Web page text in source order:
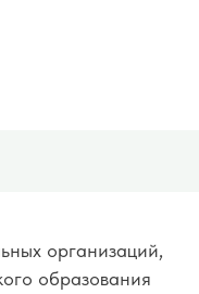
организаций,
образования